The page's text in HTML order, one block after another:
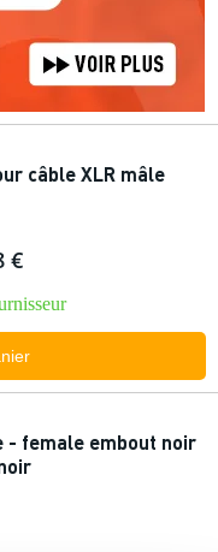
câble XLR mâle
€
- female embout noir